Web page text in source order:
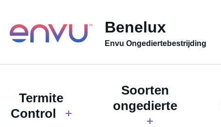
Benelux
Envu Ongediertebestrijding
Termite
Control
Soorten
ongedierte